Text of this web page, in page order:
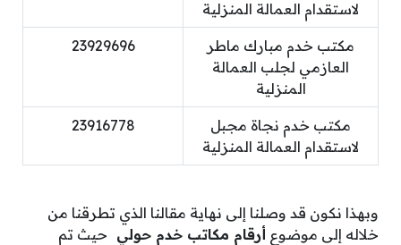
لاستقدام العمالة المنزلية
مكتب خدم مبارك ماطر
العازمي لجلب العمالة
المنزلية
23929696
مكتب خدم نجاة مجبل
لاستقدام العمالة المنزلية
23916778
وبهذا نكون قد وصلنا إلى نهاية مقالنا الذي تطرقنا من
خلاله إلى موضوع أرقام مكاتب خدم حولي حيث تم